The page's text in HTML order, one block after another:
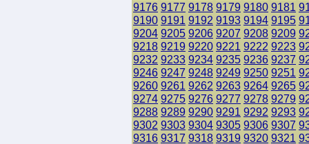
9176 9177 9178 9179 9180 9181
9190 9191 9192 9193 9194 9195
9204 9205 9206 9207 9208 9209
9218 9219 9220 9221 9222 9223
9232 9233 9234 9235 9236 9237
9246 9247 9248 9249 9250 9251
9260 9261 9262 9263 9264 9265
9274 9275 9276 9277 9278 9279
9288 9289 9290 9291 9292 9293
9302 9303 9304 9305 9306 9307
9316 9317 9318 9319 9320 9321